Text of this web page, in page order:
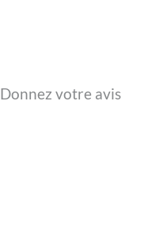
Donnez votre avis